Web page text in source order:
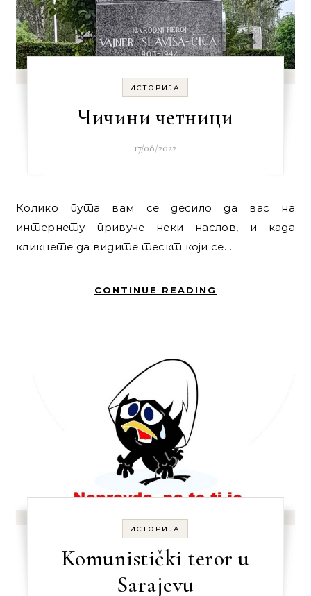
ИСТОРИЈА
Чичини четници
17/08/2022
Колико пута вам се десило да вас на
интернету привуче неки наслов, и када
кликнете да видите тескт који се…
CONTINUE READING
ИСТОРИЈА
Komunistički teror u
Sarajevu